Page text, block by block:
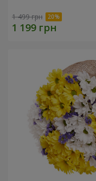
1 499 грн